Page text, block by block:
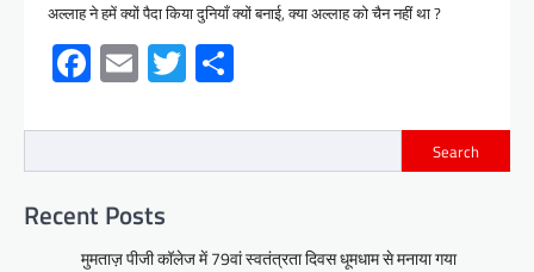
अल्लाह ने हमें क्यों पैदा किया दुनियाँ क्यों बनाई, क्या अल्लाह को चैन नहीं था ?
Facebook
EmailTwitter
Search
Recent Posts
मुमताज़ पीजी कॉलेज में 79वां स्वतंत्रता दिवस धूमधाम से मनाया गया